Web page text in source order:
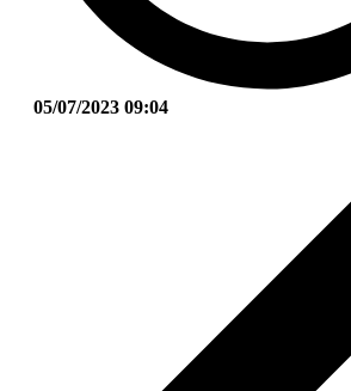
05/07/2023 09:04